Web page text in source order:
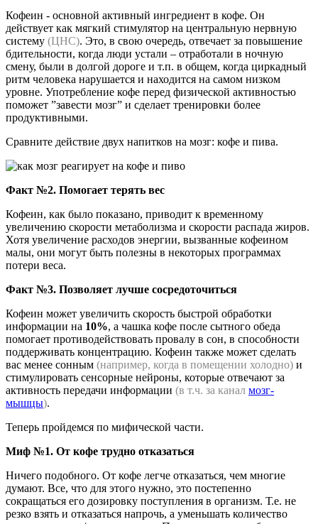
Кофеин - основной активный ингредиент в кофе. Он
действует как мягкий стимулятор на центральную нервную
систему (ЦНС). Это, в свою очередь, отвечает за повышение
бдительности, когда люди устали – отработали в ночную
смену, были в долгой дороге и т.п. в общем, когда циркадный
ритм человека нарушается и находится на самом низком
уровне. Употребление кофе перед физической активностью
поможет ”завести мозг” и сделает тренировки более
продуктивными.
Сравните действие двух напитков на мозг: кофе и пива.
Факт №2. Помогает терять вес
Кофеин, как было показано, приводит к временному
увеличению скорости метаболизма и скорости распада жиров.
Хотя увеличение расходов энергии, вызванные кофеином
малы, они могут быть полезны в некоторых программах
потери веса.
Факт №3. Позволяет лучше сосредоточиться
Кофеин может увеличить скорость быстрой обработки
информации на 10%, а чашка кофе после сытного обеда
помогает противодействовать провалу в сон, в способности
поддерживать концентрацию. Кофеин также может сделать
вас менее сонным (например, когда в помещении холодно) и
стимулировать сенсорные нейроны, которые отвечают за
активность передачи информации (в т.ч. за канал мозг-
мышцы).
Теперь пройдемся по мифической части.
Миф №1. От кофе трудно отказаться
Ничего подобного. От кофе легче отказаться, чем многие
думают. Все, что для этого нужно, это постепенно
сокращаться его дозировку поступления в организм. Т.е. не
резко взять и отказаться напрочь, а уменьшать количество